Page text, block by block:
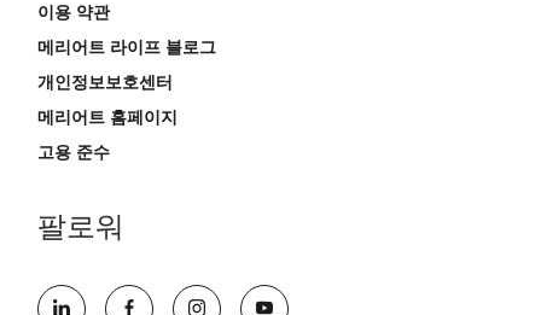
이용 약관
메리어트 라이프 블로그
개인정보보호센터
메리어트 홈페이지
고용 준수
팔로워